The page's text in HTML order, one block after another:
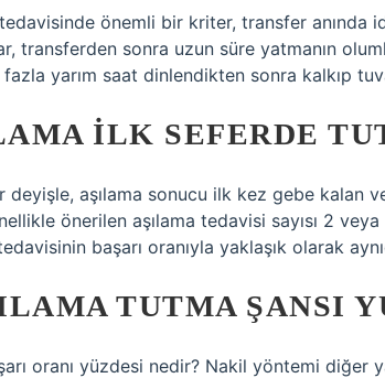
önemli bir kriter, transfer anında
transferden sonra uzun süre yatmanın
fazla yarım saat dinlendikten sonra kalkıp
ILK SEFERDE
deyişle, aşılama sonucu ilk kez gebe kalan
önerilen aşılama tedavisi sayısı 2
başarı oranıyla yaklaşık olarak
TUTMA ŞANSI
oranı yüzdesi nedir? Nakil yöntemi diğer